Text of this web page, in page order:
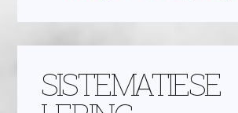
SISTEMATIESE